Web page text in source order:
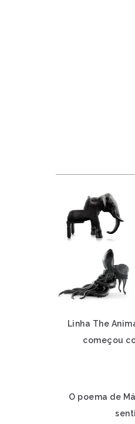
Linha The
começou
O poema de